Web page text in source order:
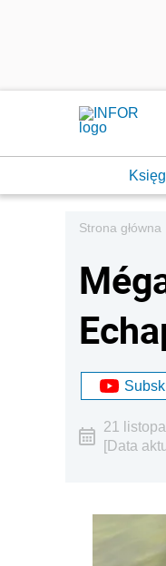
Strona główna
21
[Data